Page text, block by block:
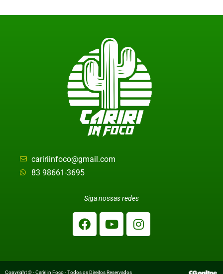
caririinfoco@gmail.com
83 98661-3695
Siga nossas redes
Copyright © - Cariri in Foco - Todos os Direitos Reservados